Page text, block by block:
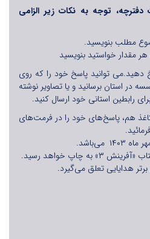
توجه به نکات زیر الزامی
مطلب بنویسید.
مقدار خواستید بنویسید
توانید پاسخ خود را که روی
در استان برسانید و یا تصاویر نوشته
رابطین استانی خود ارسال کنید.
هم، پاسخ‌های خود را در فرمت‌های
می‌باشد.
چاپ خواهد رسید.
هدایایی تعلق می‌گیرد.